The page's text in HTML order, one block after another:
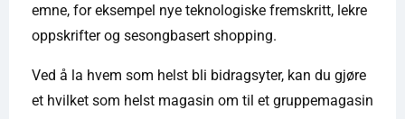
emne, for eksempel nye teknologiske fremskritt, lekre
oppskrifter og sesongbasert shopping.
Ved å la hvem som helst bli bidragsyter, kan du gjøre
et hvilket som helst magasin om til et gruppemagasin